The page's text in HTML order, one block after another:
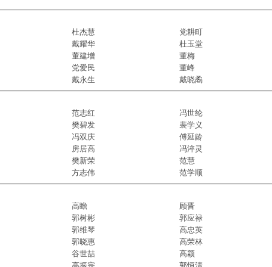
杜杰慧 党耕町
戴耀华
杜玉堂
董建增
董梅
党爱民
董峰
戴永生
戴晓矞
范志红 冯世纶
樊碧发
裴学义
冯双庆
傅延龄
房居高
冯淬灵
樊新荣
范慧
方志伟
范学顺
高瞻 顾晋
郭树彬
郭应禄
郭维琴
高忠英
郭晓惠
高荣林
谷世喆
高颖